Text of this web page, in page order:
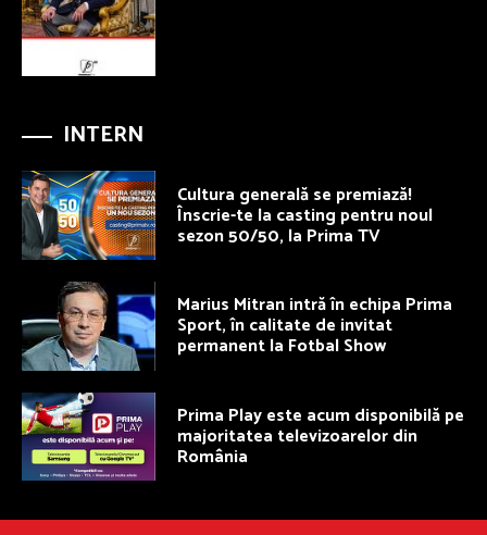
INTERN
Cultura generală se premiază!
Înscrie-te la casting pentru noul
sezon 50/50, la Prima TV
Marius Mitran intră în echipa Prima
Sport, în calitate de invitat
permanent la Fotbal Show
Prima Play este acum disponibilă pe
majoritatea televizoarelor din
România